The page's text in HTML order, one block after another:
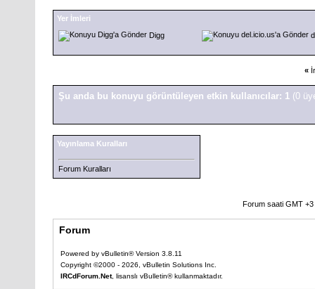
Yer İmleri
Digg
«
Şu anda bu konuyu görüntüleyen etkin kullanıcılar: 1 (0
Yayınlama Kuralları
Forum Kuralları
Forum saati GMT
Forum
Powered by vBulletin® Version 3.8.11
Copyright ©2000 - 2026, vBulletin Solutions Inc.
IRCdForum.Net, lisanslı vBulletin® kullanmaktadır.